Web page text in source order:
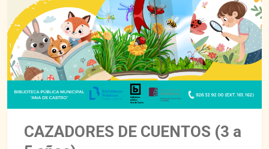
CAZADORES DE CUENTOS (3 a